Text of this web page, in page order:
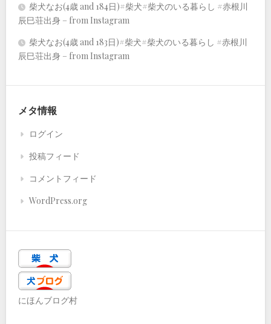
柴犬なお(4歳 and 184日)#柴犬#柴犬のいる暮らし #赤根川
辰巳荘出身 – from Instagram
柴犬なお(4歳 and 183日)#柴犬#柴犬のいる暮らし #赤根川
辰巳荘出身 – from Instagram
メタ情報
ログイン
投稿フィード
コメントフィード
WordPress.org
にほんブログ村